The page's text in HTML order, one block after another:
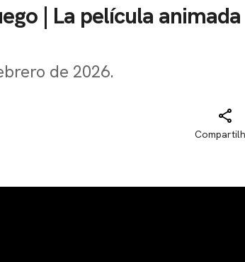
| La película animada
de 2026.